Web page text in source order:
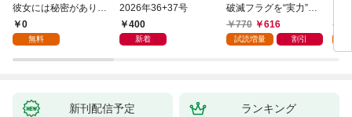
彼女には秘密がありま
した(1)
0
無料
2026年36+37号
400
新着
破滅フラグを“実力”で
叩き折っていたら、い
つの間にかヒロイン達
770 616
試読増量 割引
新刊配信予定 ランキング